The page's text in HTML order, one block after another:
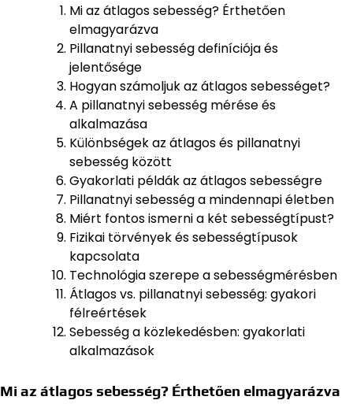
Mi az átlagos sebesség? Érthetően
elmagyarázva
Pillanatnyi sebesség definíciója és
jelentősége
Hogyan számoljuk az átlagos sebességet?
A pillanatnyi sebesség mérése és
alkalmazása
Különbségek az átlagos és pillanatnyi
sebesség között
Gyakorlati példák az átlagos sebességre
Pillanatnyi sebesség a mindennapi életben
Miért fontos ismerni a két sebességtípust?
Fizikai törvények és sebességtípusok
kapcsolata
Technológia szerepe a sebességmérésben
Átlagos vs. pillanatnyi sebesség: gyakori
félreértések
Sebesség a közlekedésben: gyakorlati
alkalmazások
Mi az átlagos sebesség? Érthetően elmagyarázva